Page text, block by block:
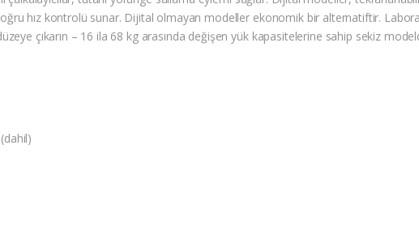
hız kontrolü sunar. Dijital olmayan modeller ekonomik bir alternatiftir.
çıkarın – 16 ila 68 kg arasında değişen yük kapasitelerine sahip sekiz